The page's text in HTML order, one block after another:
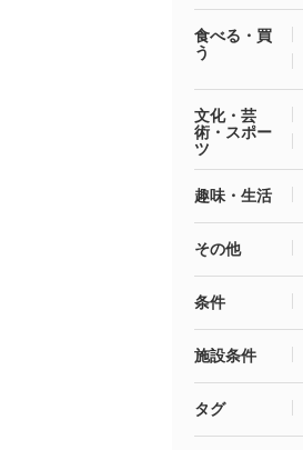
食べる・買
う
文化・芸
術・スポー
ツ
趣味・生活
その他
条件
施設条件
タグ